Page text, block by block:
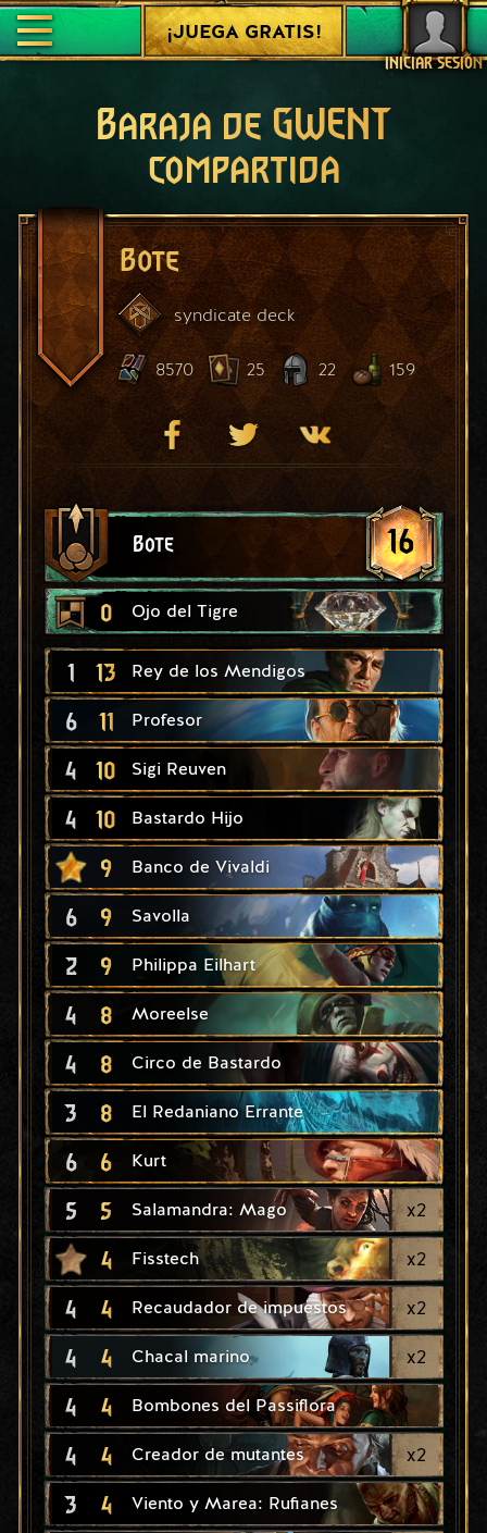
INICIAR SESIÓN
¡JUEGA GRATIS!
Baraja de GWENT
compartida
Bote
syndicate deck
8570 25 22 159
Bote 16
0 Ojo del Tigre
1 13 Rey de los Mendigos
6 11 Profesor
4 10 Sigi Reuven
4 10 Bastardo Hijo
9 Banco de Vivaldi
6 9 Savolla
2 9 Philippa Eilhart
4 8 Moreelse
4 8 Circo de Bastardo
3 8 El Redaniano Errante
6 6 Kurt
5 5 Salamandra: Mago x2
4 Fisstech x2
4 4 Recaudador de impuestos x2
4 4 Chacal marino x2
4 4 Bombones del Passiflora
4 4 Creador de mutantes x2
3 4 Viento y Marea: Rufianes